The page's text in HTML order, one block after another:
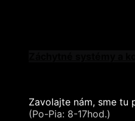
Zavolajte nám, sme tu
(Po-Pia: 8-17hod.)